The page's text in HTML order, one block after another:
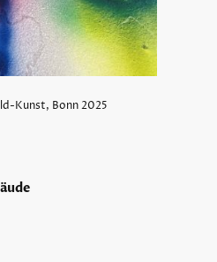
Kunst, Bonn 2025